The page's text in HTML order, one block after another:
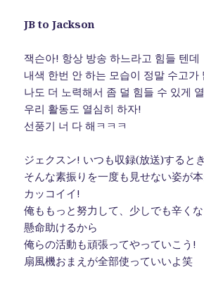
JB to Jackson
잭슨아! 항상 방송 하느라고 힘들 텐데
내색 한번 안 하는 모습이 정말 수고가
나도 더 노력해서 좀 덜 힘들 수 있게
우리 활동도 열심히 하자!
선풍기 너 다 해ㅋㅋㅋ
ジェクスン! いつも収録(放送)すると
そんな素振りを一度も見せない姿が
カッコイイ!
俺ももっと努力して、少しでも辛く
懸命助けるから
俺らの活動も頑張ってやっていこう!
扇風機おまえが全部使っていいよ笑